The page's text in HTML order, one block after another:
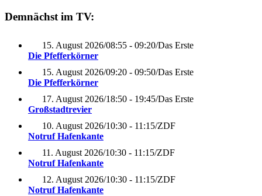
Demnächst im TV:
15. August 2026/08:55 - 09:20/Das Erste
Die Pfefferkörner
15. August 2026/09:20 - 09:50/Das Erste
Die Pfefferkörner
17. August 2026/18:50 - 19:45/Das Erste
Großstadtrevier
10. August 2026/10:30 - 11:15/ZDF
Notruf Hafenkante
11. August 2026/10:30 - 11:15/ZDF
Notruf Hafenkante
12. August 2026/10:30 - 11:15/ZDF
Notruf Hafenkante